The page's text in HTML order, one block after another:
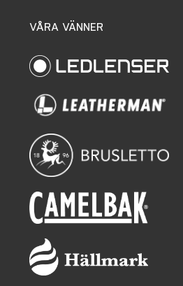
VÅRA VÄNNER